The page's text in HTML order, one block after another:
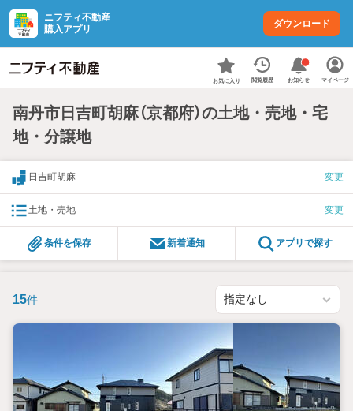
ニフティ不動産
購入アプリ
ダウンロード
お気に入り 閲覧履歴 お知らせ マイページ
南丹市日吉町胡麻（京都府）の土地・売地・宅
地・分譲地
日吉町胡麻 変更
土地・売地 変更
条件を保存 新着通知 アプリで探す
15件